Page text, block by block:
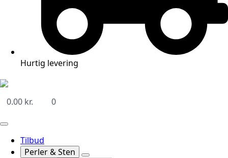
Hurtig levering
0.00 kr. 0
Tilbud
Perler & Sten